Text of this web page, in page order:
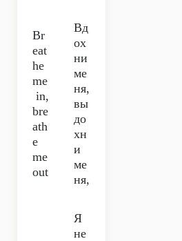
Br
eat
he
me
in,
bre
ath
e
me
out
Вд
ох
ни
ме
ня,
вы
до
хн
и
ме
ня,
Я
не